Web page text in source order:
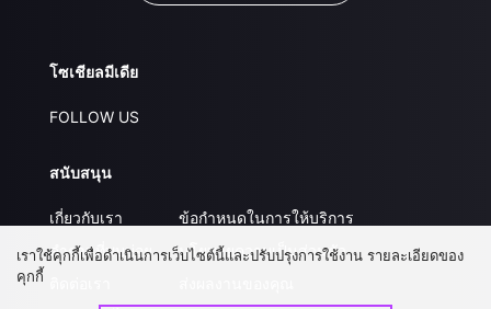
โซเชียลมีเดีย
FOLLOW US
สนับสนุน
เกี่ยวกับเรา
คำถามที่พบบ่อย
ข้อกำหนดในการให้บริการ
นโยบายความเป็นส่วนตัว
เราใช้คุกกี้เพื่อดำเนินการเว็บไซต์นี้และปรับปรุงการใช้งาน รายละเอียดของ
คุกกี้